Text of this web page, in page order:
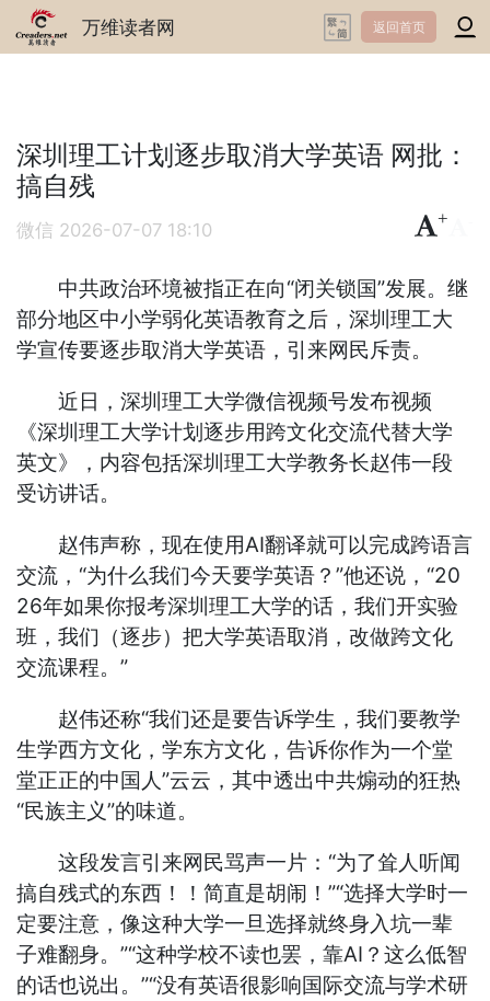
万维读者网 返回首页
深圳理工计划逐步取消大学英语 网批：
搞自残
微信 2026-07-07 18:10
+
中共政治环境被指正在向“闭关锁国”发展。继
部分地区中小学弱化英语教育之后，深圳理工大
学宣传要逐步取消大学英语，引来网民斥责。
近日，深圳理工大学微信视频号发布视频
《深圳理工大学计划逐步用跨文化交流代替大学
英文》，内容包括深圳理工大学教务长赵伟一段
受访讲话。
赵伟声称，现在使用AI翻译就可以完成跨语言
交流，“为什么我们今天要学英语？”他还说，“20
26年如果你报考深圳理工大学的话，我们开实验
班，我们（逐步）把大学英语取消，改做跨文化
交流课程。”
赵伟还称“我们还是要告诉学生，我们要教学
生学西方文化，学东方文化，告诉你作为一个堂
堂正正的中国人”云云，其中透出中共煽动的狂热
“民族主义”的味道。
这段发言引来网民骂声一片：“为了耸人听闻
搞自残式的东西！！简直是胡闹！”“选择大学时一
定要注意，像这种大学一旦选择就终身入坑一辈
子难翻身。”“这种学校不读也罢，靠AI？这么低智
的话也说出。”“没有英语很影响国际交流与学术研